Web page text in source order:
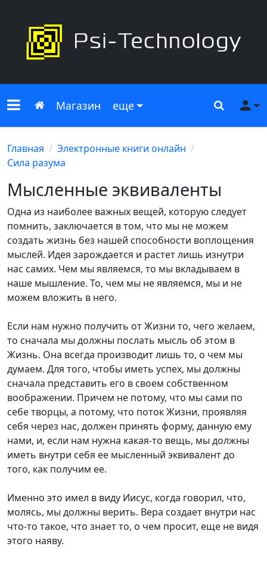
Меню сайта
Главная
Магазин еще Поиск
Главная
Электронные книги онлайн
Сила разума
Мысленные эквиваленты
Одна из наиболее важных вещей, которую следует
помнить, заключается в том, что мы не можем
создать жизнь без нашей способности воплощения
мыслей. Идея зарождается и растет лишь изнутри
нас самих. Чем мы являемся, то мы вкладываем в
наше мышление. То, чем мы не являемся, мы и не
можем вложить в него.
Если нам нужно получить от Жизни то, чего желаем,
то сначала мы должны послать мысль об этом в
Жизнь. Она всегда производит лишь то, о чем мы
думаем. Для того, чтобы иметь успех, мы должны
сначала представить его в своем собственном
воображении. Причем не потому, что мы сами по
себе творцы, а потому, что поток Жизни, проявляя
себя через нас, должен принять форму, данную ему
нами, и, если нам нужна какая-то вещь, мы должны
иметь внутри себя ее мысленный эквивалент до
того, как получим ее.
Именно это имел в виду Иисус, когда говорил, что,
молясь, мы должны верить. Вера создает внутри нас
что-то такое, что знает то, о чем просит, еще не видя
этого наяву.